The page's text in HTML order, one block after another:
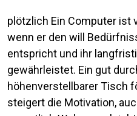
plötzlich Ein Computer ist
wenn er den will
entspricht und ihr
gewährleistet. Ein gut
höhenverstellbarer Tisch
steigert die Motivation,